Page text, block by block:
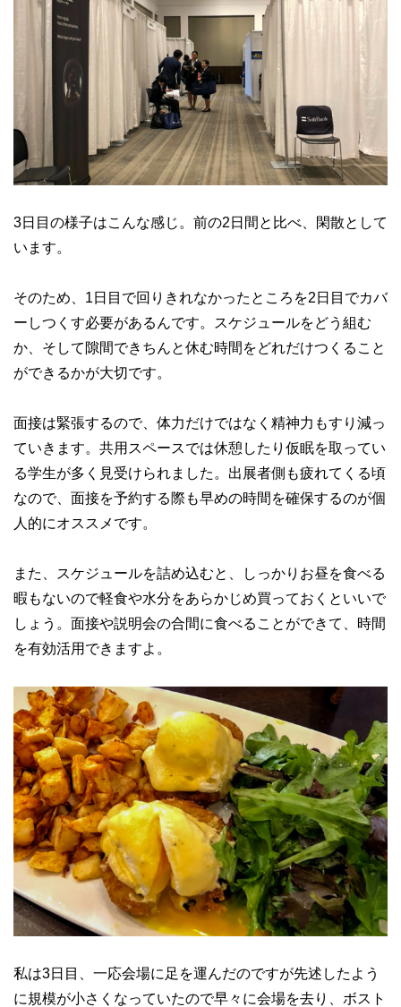
3日目の様子はこんな感じ。前の2日間と比べ、閑散として
います。
そのため、1日目で回りきれなかったところを2日目でカバ
ーしつくす必要があるんです。スケジュールをどう組む
か、そして隙間できちんと休む時間をどれだけつくること
ができるかが大切です。
面接は緊張するので、体力だけではなく精神力もすり減っ
ていきます。共用スペースでは休憩したり仮眠を取ってい
る学生が多く見受けられました。出展者側も疲れてくる頃
なので、面接を予約する際も早めの時間を確保するのが個
人的にオススメです。
また、スケジュールを詰め込むと、しっかりお昼を食べる
暇もないので軽食や水分をあらかじめ買っておくといいで
しょう。面接や説明会の合間に食べることができて、時間
を有効活用できますよ。
私は3日目、一応会場に足を運んだのですが先述したよう
に規模が小さくなっていたので早々に会場を去り、ボスト